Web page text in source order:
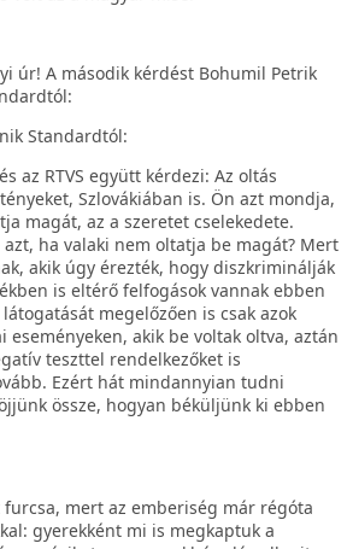
úr! A második kérdést Bohumil Petrik
Standardtól:
az RTVS együtt kérdezi: Az oltás
Szlovákiában is. Ön azt mondja,
magát, az a szeretet cselekedete.
ha valaki nem oltatja be magát? Mert
akik úgy érezték, hogy diszkriminálják
is eltérő felfogások vannak ebben
megelőzően is csak azok
eseményeken, akik be voltak oltva, aztán
teszttel rendelkezőket is
Ezért hát mindannyian tudni
össze, hogyan béküljünk ki ebben
furcsa, mert az emberiség már régóta
gyerekként mi is megkaptuk a